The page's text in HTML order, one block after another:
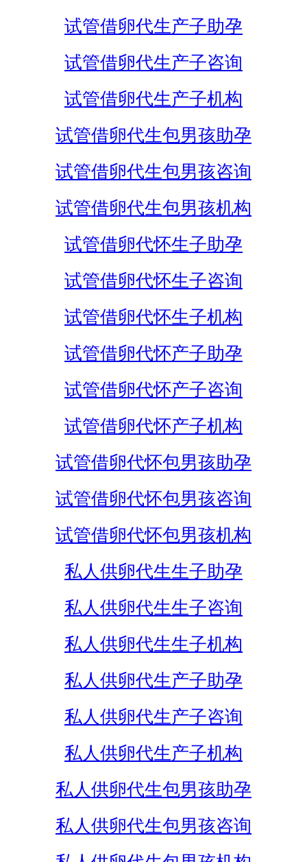
试管借卵代生产子助孕
试管借卵代生产子咨询
试管借卵代生产子机构
试管借卵代生包男孩助孕
试管借卵代生包男孩咨询
试管借卵代生包男孩机构
试管借卵代怀生子助孕
试管借卵代怀生子咨询
试管借卵代怀生子机构
试管借卵代怀产子助孕
试管借卵代怀产子咨询
试管借卵代怀产子机构
试管借卵代怀包男孩助孕
试管借卵代怀包男孩咨询
试管借卵代怀包男孩机构
私人供卵代生生子助孕
私人供卵代生生子咨询
私人供卵代生生子机构
私人供卵代生产子助孕
私人供卵代生产子咨询
私人供卵代生产子机构
私人供卵代生包男孩助孕
私人供卵代生包男孩咨询